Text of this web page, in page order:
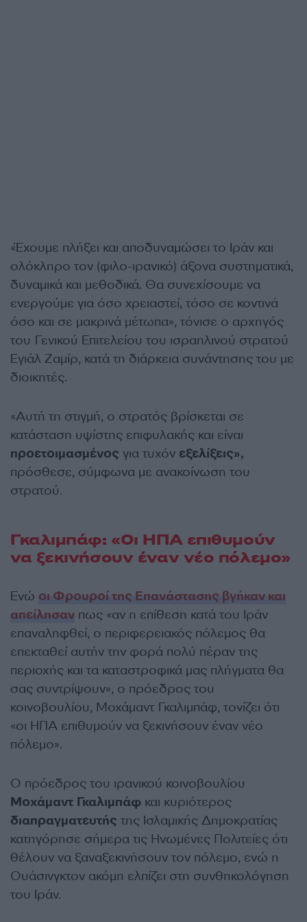
«Έχουμε πλήξει και αποδυναμώσει το Ιράν και
ολόκληρο τον (φιλο-ιρανικό) άξονα συστηματικά,
δυναμικά και μεθοδικά. Θα συνεχίσουμε να
ενεργούμε για όσο χρειαστεί, τόσο σε κοντινά
όσο και σε μακρινά μέτωπα», τόνισε ο αρχηγός
του Γενικού Επιτελείου του ισραηλινού στρατού
Εγιάλ Ζαμίρ, κατά τη διάρκεια συνάντησης του με
διοικητές.
«Αυτή τη στιγμή, ο στρατός βρίσκεται σε
κατάσταση υψίστης επιφυλακής και είναι
προετοιμασμένος για τυχόν εξελίξεις»,
πρόσθεσε, σύμφωνα με ανακοίνωση του
στρατού.
Γκαλιμπάφ: «Οι ΗΠΑ επιθυμούν
να ξεκινήσουν έναν νέο πόλεμο»
Ενώ οι Φρουροί της Επανάστασης βγήκαν και
απείλησαν πως «αν η επίθεση κατά του Ιράν
επαναληφθεί, ο περιφερειακός πόλεμος θα
επεκταθεί αυτήν την φορά πολύ πέραν της
περιοχής και τα καταστροφικά μας πλήγματα θα
σας συντρίψουν», ο πρόεδρος του
κοινοβουλίου, Μοχάμαντ Γκαλιμπάφ, τονίζει ότι
«οι ΗΠΑ επιθυμούν να ξεκινήσουν έναν νέο
πόλεμο».
Ο πρόεδρος του ιρανικού κοινοβουλίου
Μοχάμαντ Γκαλιμπάφ και κυριότερος
διαπραγματευτής της Ισλαμικής Δημοκρατίας
κατηγόρησε σήμερα τις Ηνωμένες Πολιτείες ότι
θέλουν να ξαναξεκινήσουν τον πόλεμο, ενώ η
Ουάσινγκτον ακόμη ελπίζει στη συνθηκολόγηση
του Ιράν.